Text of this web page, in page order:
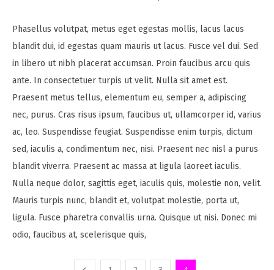
Phasellus volutpat, metus eget egestas mollis, lacus lacus
blandit dui, id egestas quam mauris ut lacus. Fusce vel dui. Sed
in libero ut nibh placerat accumsan. Proin faucibus arcu quis
ante. In consectetuer turpis ut velit. Nulla sit amet est.
Praesent metus tellus, elementum eu, semper a, adipiscing
nec, purus. Cras risus ipsum, faucibus ut, ullamcorper id, varius
ac, leo. Suspendisse feugiat. Suspendisse enim turpis, dictum
sed, iaculis a, condimentum nec, nisi. Praesent nec nisl a purus
blandit viverra. Praesent ac massa at ligula laoreet iaculis.
Nulla neque dolor, sagittis eget, iaculis quis, molestie non, velit.
Mauris turpis nunc, blandit et, volutpat molestie, porta ut,
ligula. Fusce pharetra convallis urna. Quisque ut nisi. Donec mi
odio, faucibus at, scelerisque quis,